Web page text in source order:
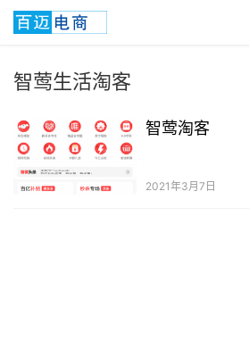
智莺生活淘客
智莺淘客
2021年3月7日